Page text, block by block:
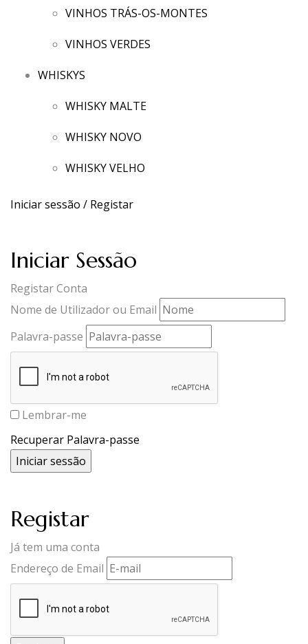
VINHOS TRÁS-OS-MONTES
VINHOS VERDES
WHISKYS
WHISKY MALTE
WHISKY NOVO
WHISKY VELHO
Iniciar sessão / Registar
Iniciar Sessão
Registar Conta
Nome de Utilizador ou Email
Palavra-passe
Lembrar-me
Recuperar Palavra-passe
Registar
Já tem uma conta
Endereço de Email